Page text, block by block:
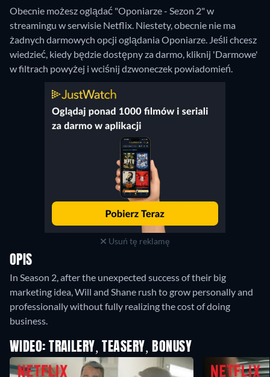
Obecnie możesz oglądać "Oponiarze - Sezon 2" w
streamingu w serwisie Netflix. Niestety, obecnie nie ma
żadnych darmowych opcji oglądania Oponiarze. Jeśli chcesz
wiedzieć, kiedy będzie dostępny za darmo, kliknij 'Darmowe'
w filtrach powyżej i wciśnij dzwoneczek powiadomień.
Usuń tę reklamę
OPIS
In Season 2, after the unexpected success of their big
marketing idea, Will and Shane rush to grow personally and
professionally without fully realizing the cost of doing
business.
WIDEO: TRAILERY, TEASERY, BONUSY